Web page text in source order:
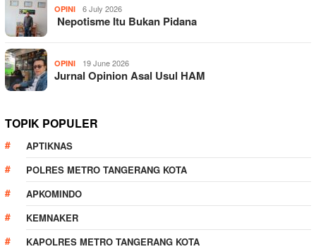
OPINI 6 July 2026
Nepotisme Itu Bukan Pidana
OPINI 19 June 2026
Jurnal Opinion Asal Usul HAM
TOPIK POPULER
APTIKNAS
POLRES METRO TANGERANG KOTA
APKOMINDO
KEMNAKER
KAPOLRES METRO TANGERANG KOTA